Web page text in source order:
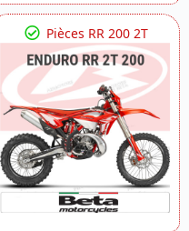
Pièces RR 200 2T